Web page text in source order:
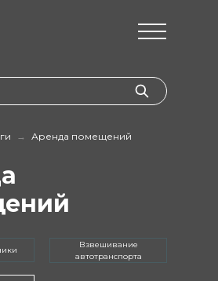
Взвешивание
автотранспорта
Аренда помещений
→